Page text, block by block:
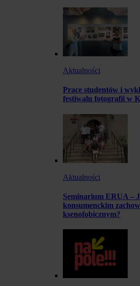
Aktualności
Prace studentów i
festiwalu fotografii w
Aktualności
Seminarium ERUA –
konsumenckim
ksenofobicznym?